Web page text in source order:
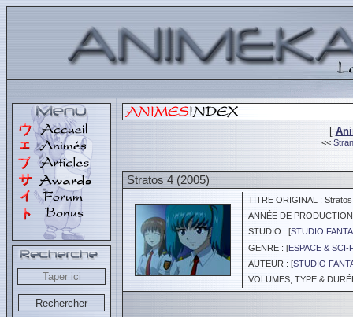
[
<<
Stratos 4 (2005)
TITRE ORIGINAL :
ANNÉE DE
STUDIO : [STUDIO
GENRE : [ESPACE & SCI-
AUTEUR : [STUDIO
VOLUMES, TYPE &